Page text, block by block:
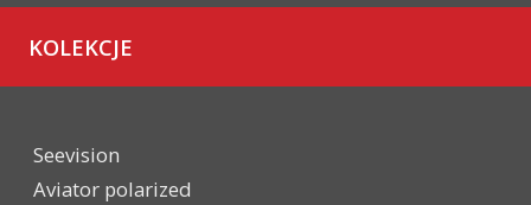
KOLEKCJE
Seevision
Aviator polarized